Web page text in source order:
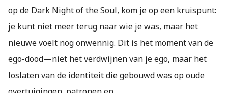
op de Dark Night of the Soul, kom je op een kruispunt:
je kunt niet meer terug naar wie je was, maar het
nieuwe voelt nog onwennig. Dit is het moment van de
ego-dood—niet het verdwijnen van je ego, maar het
loslaten van de identiteit die gebouwd was op oude